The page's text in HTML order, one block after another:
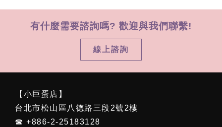
有什麼需要諮詢嗎? 歡迎與我們聯繫!
線上諮詢
【小巨蛋店】
台北市松山區八德路三段2號2樓
☎ +886-2-25183128